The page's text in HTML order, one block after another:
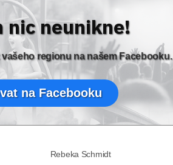
nic neunikne!
regionu na našem Facebooku.
na Facebooku
Rebeka Schmidt